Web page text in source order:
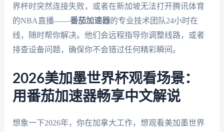
界杯时突然连接失败，或者在新加坡无法打开腾讯体育
的NBA直播——番茄加速器的专业技术团队24小时在
线，随时帮你解决。他们会远程指导你调整线路，或者
排查设备问题，确保你不会错过任何精彩瞬间。
2026美加墨世界杯观看场景：
用番茄加速器畅享中文解说
想象一下2026年，你在加拿大工作，想观看美加墨世界